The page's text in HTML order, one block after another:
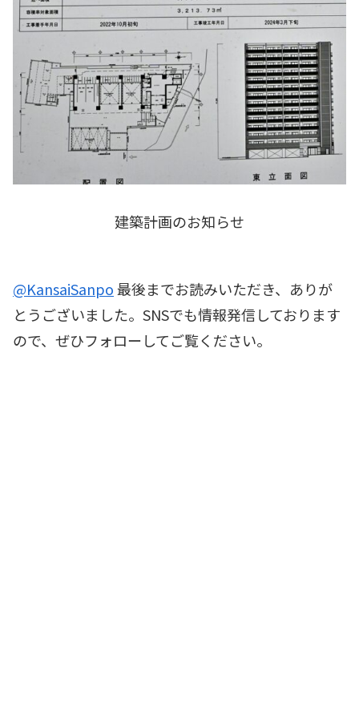
建築計画のお知らせ
@KansaiSanpo最後までお読みいただき、ありが
とうございました。SNSでも情報発信しております
ので、ぜひフォローしてご覧ください。